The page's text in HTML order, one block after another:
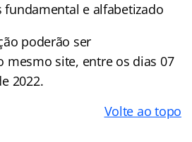
e alfabetizado
poderão ser
mesmo site, entre os dias 07
2022.
Volte ao topo